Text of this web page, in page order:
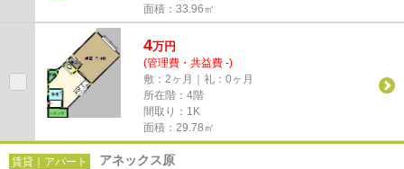
面積：33.96㎡
4万円
(管理費・共益費 -)
敷：2ヶ月｜礼：0ヶ月
所在階：4階
間取り：1K
面積：29.78㎡
賃貸｜アパート アネックス原